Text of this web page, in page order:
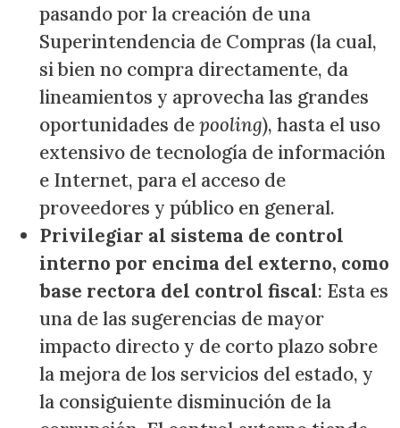
pasando por la creación de una
Superintendencia de Compras (la cual,
si bien no compra directamente, da
lineamientos y aprovecha las grandes
oportunidades depooling), hasta el uso
extensivo de tecnología de información
e Internet, para el acceso de
proveedores y público en general.
Privilegiar al sistema de control
interno por encima del externo, como
base rectora del control fiscal: Esta es
una de las sugerencias de mayor
impacto directo y de corto plazo sobre
la mejora de los servicios del estado, y
la consiguiente disminución de la